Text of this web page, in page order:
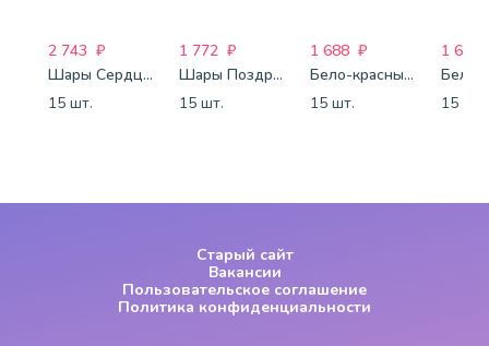
2 743 ₽
Шары Сердца красные
15 шт.
1 772 ₽
Шары Поздравления
15 шт.
1 688 ₽
Бело-красные шары-пастель
15 шт.
1 688
15 шт.
Старый сайт
Вакансии
Пользовательское соглашение
Политика конфиденциальности